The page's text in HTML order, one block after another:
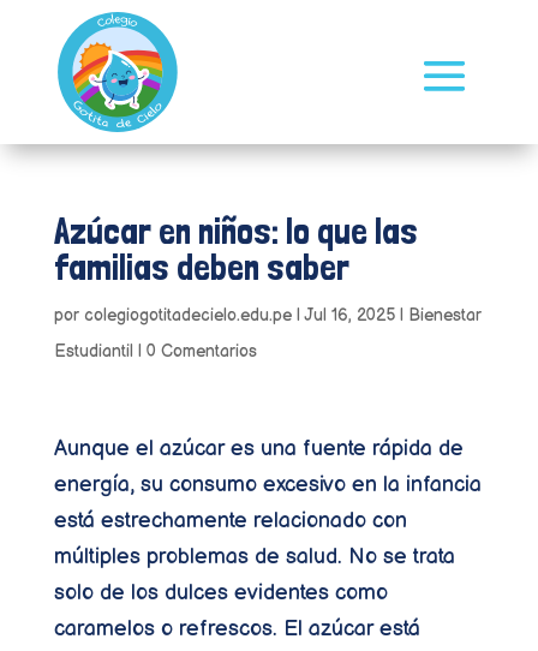
Azúcar en niños: lo que las
familias deben saber
por colegiogotitadecielo.edu.pe| Jul 16, 2025|
Bienestar
Estudiantil
0 Comentarios
Aunque el azúcar es una fuente rápida de
energía, su consumo excesivo en la infancia
está estrechamente relacionado con
múltiples problemas de salud. No se trata
solo de los dulces evidentes como
caramelos o refrescos. El azúcar está